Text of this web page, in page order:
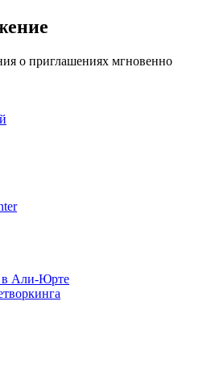
о приглашениях мгновенно
в Али-Юрте